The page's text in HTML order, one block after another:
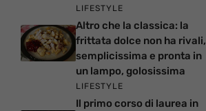
LIFESTYLE
Altro che la classica: la
frittata dolce non ha rivali,
semplicissima e pronta in
un lampo, golosissima
LIFESTYLE
Il primo corso di laurea in